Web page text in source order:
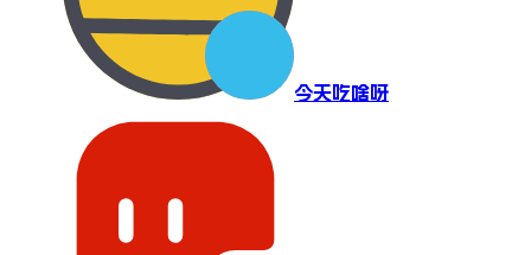
今天吃啥呀